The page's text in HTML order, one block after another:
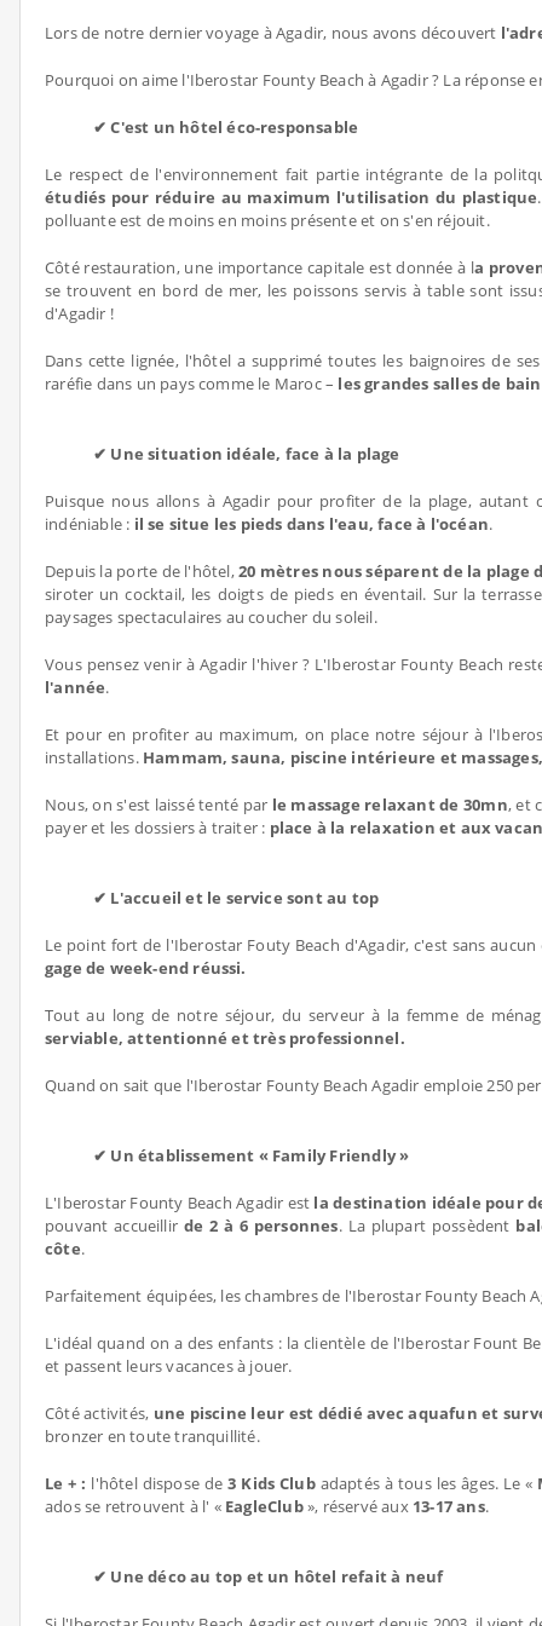
Lors de notre dernier voyage à Agadir, nous avons découvert
Pourquoi on aime l'Iberostar Founty Beach à Agadir ? La réponse
✔ C'est un hôtel éco-responsable
Le respect de l'environnement fait partie intégrante de la
étudiés pour réduire au maximum l'utilisation du plastique
polluante est de moins en moins présente et on s'en réjouit.
Côté restauration, une importance capitale est donnée à la
se trouvent en bord de mer, les poissons servis à table sont
d'Agadir !
Dans cette lignée, l'hôtel a supprimé toutes les baignoires de
raréfie dans un pays comme le Maroc – les grandes salles de
✔ Une situation idéale, face à la plage
Puisque nous allons à Agadir pour profiter de la plage,
indéniable : il se situe les pieds dans l'eau, face à l'océan.
Depuis la porte de l'hôtel,20 mètres nous séparent de la plage
siroter un cocktail, les doigts de pieds en éventail. Sur la
paysages spectaculaires au coucher du soleil.
Vous pensez venir à Agadir l'hiver ? L'Iberostar Founty Beach
l'année.
Et pour en profiter au maximum, on place notre séjour à
installations. Hammam, sauna, piscine intérieure et
Nous, on s'est laissé tenté par le massage relaxant de 30mn, et
payer et les dossiers à traiter : place à la relaxation et aux
✔ L'accueil et le service sont au top
Le point fort de l'Iberostar Fouty Beach d'Agadir, c'est sans
gage de week-end réussi.
Tout au long de notre séjour, du serveur à la femme de
serviable, attentionné et très professionnel.
Quand on sait que l'Iberostar Founty Beach Agadir emploie 250
✔ Un établissement « Family Friendly »
L'Iberostar Founty Beach Agadir est la destination idéale pour
pouvant accueillir de 2 à 6 personnes. La plupart possèdent
côte.
Parfaitement équipées, les chambres de l'Iberostar Founty Beach
L'idéal quand on a des enfants : la clientèle de l'Iberostar Fount
et passent leurs vacances à jouer.
Côté activités, une piscine leur est dédié avec aquafun et
bronzer en toute tranquillité.
Le + : l'hôtel dispose de3 Kids Club adaptés à tous les âges. Le «
ados se retrouvent à l' « EagleClub», réservé aux 13-17 ans.
✔ Une déco au top et un hôtel refait à neuf